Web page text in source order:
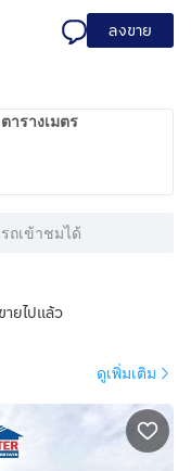
ลงขาย
ารางเมตร
ถเข้าชมได้
ยไปแล้ว
ดูเพิ่มเติม